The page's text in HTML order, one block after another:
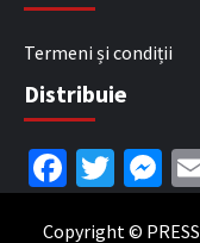
Termeni și condiții
Distribuie
Copyright ©